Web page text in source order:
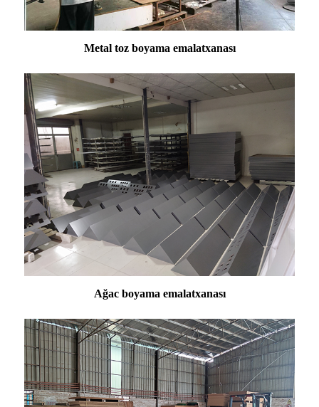
Metal toz boyama emalatxanası
Ağac boyama emalatxanası